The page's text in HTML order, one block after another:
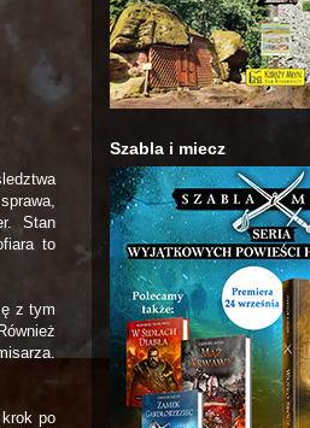
Stan
to
z tym
Również
po
Szabla i miecz